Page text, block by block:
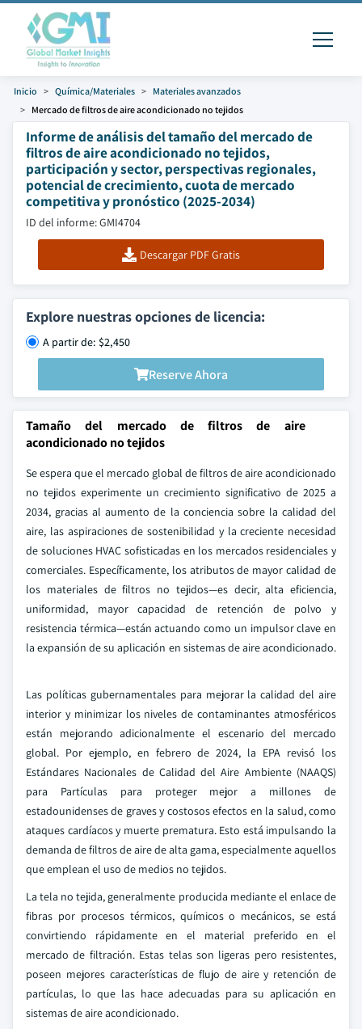
Inicio Química/Materiales
Materiales avanzados
Mercado de filtros de aire acondicionado no tejidos
Informe de análisis del tamaño del mercado de
filtros de aire acondicionado no tejidos,
participación y sector, perspectivas regionales,
potencial de crecimiento, cuota de mercado
competitiva y pronóstico (2025-2034)
ID del informe: GMI4704
Descargar PDF Gratis
Explore nuestras opciones de licencia:
A partir de: $2,450
Reserve Ahora
Tamaño del mercado de filtros de aire
acondicionado no tejidos
Se espera que el mercado global de filtros de aire acondicionado
no tejidos experimente un crecimiento significativo de 2025 a
2034, gracias al aumento de la conciencia sobre la calidad del
aire, las aspiraciones de sostenibilidad y la creciente necesidad
de soluciones HVAC sofisticadas en los mercados residenciales y
comerciales. Específicamente, los atributos de mayor calidad de
los materiales de filtros no tejidos—es decir, alta eficiencia,
uniformidad, mayor capacidad de retención de polvo y
resistencia térmica—están actuando como un impulsor clave en
la expansión de su aplicación en sistemas de aire acondicionado.
Las políticas gubernamentales para mejorar la calidad del aire
interior y minimizar los niveles de contaminantes atmosféricos
están mejorando adicionalmente el escenario del mercado
global. Por ejemplo, en febrero de 2024, la EPA revisó los
Estándares Nacionales de Calidad del Aire Ambiente (NAAQS)
para Partículas para proteger mejor a millones de
estadounidenses de graves y costosos efectos en la salud, como
ataques cardíacos y muerte prematura. Esto está impulsando la
demanda de filtros de aire de alta gama, especialmente aquellos
que emplean el uso de medios no tejidos.
La tela no tejida, generalmente producida mediante el enlace de
fibras por procesos térmicos, químicos o mecánicos, se está
convirtiendo rápidamente en el material preferido en el
mercado de filtración. Estas telas son ligeras pero resistentes,
poseen mejores características de flujo de aire y retención de
partículas, lo que las hace adecuadas para su aplicación en
sistemas de aire acondicionado.